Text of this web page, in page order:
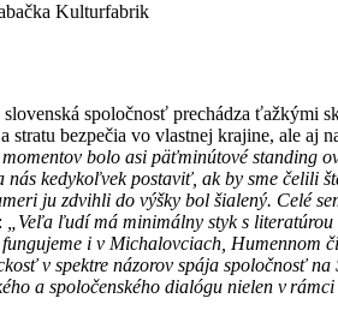
Kulturfabrik
spoločnosť prechádza
bezpečia vo vlastnej krajine, ale
bolo asi päťminútové standing
kedykoľvek postaviť, ak by sme čelili
ju zdvihli do výšky bol šialený. Celé
„Veľa ľudí má minimálny styk s
i v Michalovciach,
v spektre názorov spája spoločnosť
a spoločenského dialógu nielen v